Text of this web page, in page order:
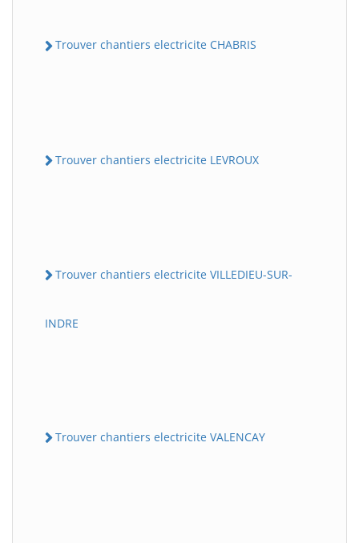
Trouver chantiers electricite CHABRIS
Trouver chantiers electricite LEVROUX
Trouver chantiers electricite VILLEDIEU-SUR-
INDRE
Trouver chantiers electricite VALENCAY